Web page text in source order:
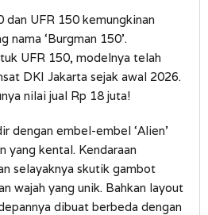
dan UFR 150 kemungkinan
nama ‘Burgman 150’.
UFR 150, modelnya telah
DKI Jakarta sejak awal 2026.
nilai jual Rp 18 juta!
dengan embel-embel ‘Alien’
yang kental. Kendaraan
selayaknya skutik gambot
wajah yang unik. Bahkan layout
dibuat berbeda dengan